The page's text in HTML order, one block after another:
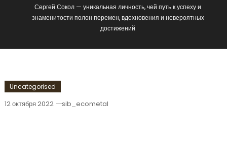
Сергей Сокол — уникальная личность, чей путь к успеху и
знаменитости полон перемен, вдохновения и невероятных
достижений
Uncategorised
12 октября 2022 sib_ecometal